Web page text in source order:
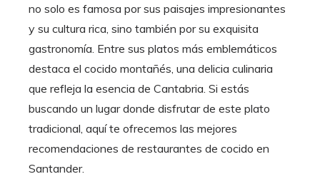
no solo es famosa por sus paisajes impresionantes
y su cultura rica, sino también por su exquisita
gastronomía. Entre sus platos más emblemáticos
destaca el cocido montañés, una delicia culinaria
que refleja la esencia de Cantabria. Si estás
buscando un lugar donde disfrutar de este plato
tradicional, aquí te ofrecemos las mejores
recomendaciones de restaurantes de cocido en
Santander.